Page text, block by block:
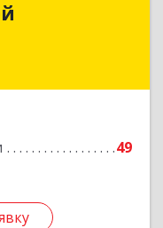
49
Алексей
Подробнее